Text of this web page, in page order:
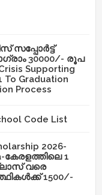
സപ്പോർട്ട്
30000/- രൂപ
Supporting
To Graduation
Process
Code List
2026-
കേരളത്തിലെ 1
വരെ
1500/-